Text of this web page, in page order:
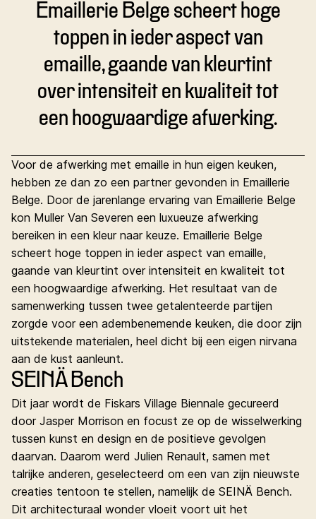
Emaillerie Belge scheert hoge
toppen in ieder aspect van
emaille, gaande van kleurtint
over intensiteit en kwaliteit tot
een hoogwaardige afwerking.
Voor de afwerking met emaille in hun eigen keuken,
hebben ze dan zo een partner gevonden in Emaillerie
Belge. Door de jarenlange ervaring van Emaillerie Belge
kon Muller Van Severen een luxueuze afwerking
bereiken in een kleur naar keuze. Emaillerie Belge
scheert hoge toppen in ieder aspect van emaille,
gaande van kleurtint over intensiteit en kwaliteit tot
een hoogwaardige afwerking. Het resultaat van de
samenwerking tussen twee getalenteerde partijen
zorgde voor een adembenemende keuken, die door zijn
uitstekende materialen, heel dicht bij een eigen nirvana
aan de kust aanleunt.
SEINÄ Bench
Dit jaar wordt de Fiskars Village Biennale gecureerd
door Jasper Morrison en focust ze op de wisselwerking
tussen kunst en design en de positieve gevolgen
daarvan. Daarom werd Julien Renault, samen met
talrijke anderen, geselecteerd om een van zijn nieuwste
creaties tentoon te stellen, namelijk de SEINÄ Bench.
Dit architecturaal wonder vloeit voort uit het